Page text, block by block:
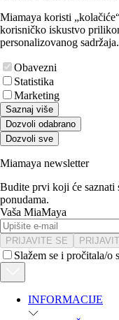
Miamaya koristi
korisničko iskustvo
personalizovanog sadržaja.
Obavezni
Statistika
Marketing
Saznaj više
Dozvoli odabrano
Dozvoli sve
Miamaya newsletter
Budite prvi koji će saznati
ponudama.
Vaša MiaMaya
PRIJAVITE SE
Slažem se i pročitala/o
INFORMACIJE